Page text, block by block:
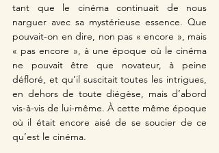
tant que le cinéma continuait de nous
narguer avec sa mystérieuse essence. Que
pouvait-on en dire, non pas « encore », mais
« pas encore », à une époque où le cinéma
ne pouvait être que novateur, à peine
défloré, et qu’il suscitait toutes les intrigues,
en dehors de toute diégèse, mais d’abord
vis-à-vis de lui-même. À cette même époque
où il était encore aisé de se soucier de ce
qu’est le cinéma.